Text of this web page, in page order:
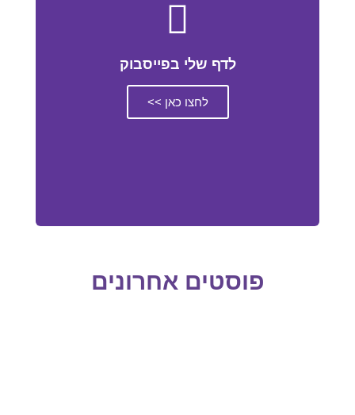
לדף שלי בפייסבוק
לחצו כאן >>
פוסטים אחרונים